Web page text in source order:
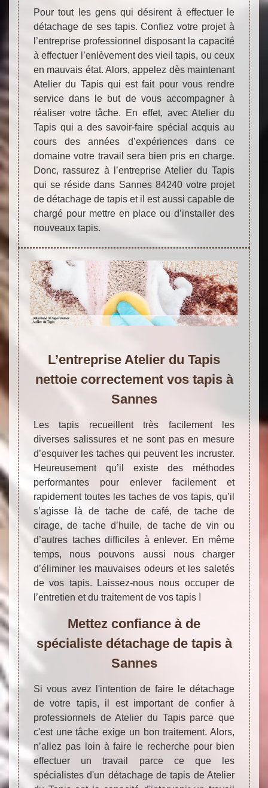
Pour tout les gens qui désirent à effectuer le
détachage de ses tapis. Confiez votre projet à
l’entreprise professionnel disposant la capacité
à effectuer l’enlèvement des vieil tapis, ou ceux
en mauvais état. Alors, appelez dès maintenant
Atelier du Tapis qui est fait pour vous rendre
service dans le but de vous accompagner à
réaliser votre tâche. En effet, avec Atelier du
Tapis qui a des savoir-faire spécial acquis au
cours des années d’expériences dans ce
domaine votre travail sera bien pris en charge.
Donc, rassurez à l’entreprise Atelier du Tapis
qui se réside dans Sannes 84240 votre projet
de détachage de tapis et il est aussi capable de
chargé pour mettre en place ou d’installer des
nouveaux tapis.
L’entreprise Atelier du Tapis
nettoie correctement vos tapis à
Sannes
Les tapis recueillent très facilement les
diverses salissures et ne sont pas en mesure
d’esquiver les taches qui peuvent les incruster.
Heureusement qu’il existe des méthodes
performantes pour enlever facilement et
rapidement toutes les taches de vos tapis, qu’il
s’agisse là de tache de café, de tache de
cirage, de tache d’huile, de tache de vin ou
d’autres taches difficiles à enlever. En même
temps, nous pouvons aussi nous charger
d’éliminer les mauvaises odeurs et les saletés
de vos tapis. Laissez-nous nous occuper de
l’entretien et du traitement de vos tapis !
Mettez confiance à de
spécialiste détachage de tapis à
Sannes
Si vous avez l'intention de faire le détachage
de votre tapis, il est important de confier à
professionnels de Atelier du Tapis parce que
c'est une tâche exige un bon traitement. Alors,
n’allez pas loin à faire le recherche pour bien
effectuer un travail parce ce que les
spécialistes d'un détachage de tapis de Atelier